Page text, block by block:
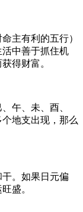
主有利的五行）
中善于抓住机
得财富。
午、未、酉、
地支出现，那么
。如果日元偏
盛。